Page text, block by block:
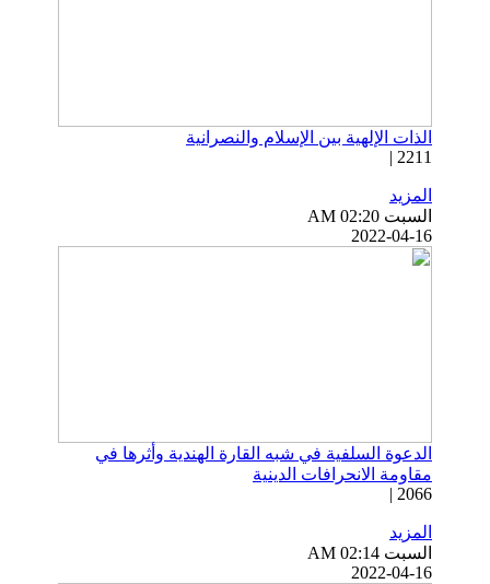
الذات الإلهية بين الإسلام والنصرانية
2211 |
المزيد
السبت AM 02:20
2022-04-16
الدعوة السلفية في شبه القارة الهندية وأثرها في
مقاومة الانحرافات الدينية
2066 |
المزيد
السبت AM 02:14
2022-04-16